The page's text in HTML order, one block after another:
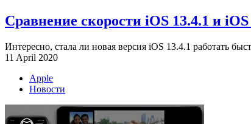
Сравнение скорости iOS 13.4.1 и iOS
Интересно, стала ли новая версия iOS 13.4.1 работать
11 April 2020
Apple
Новости